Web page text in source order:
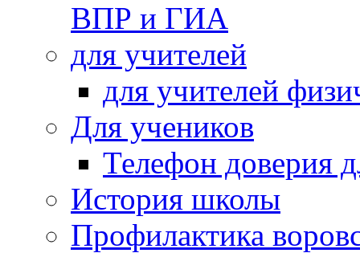
ВПР и ГИА
для учителей
для учителей
Для учеников
Телефон доверия
История школы
Профилактика